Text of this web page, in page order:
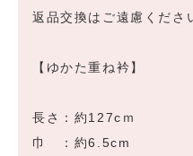
返品交換はご遠慮くださ
【ゆかた重ね衿】
長さ：約127cｍ
巾 ：約6.5cm